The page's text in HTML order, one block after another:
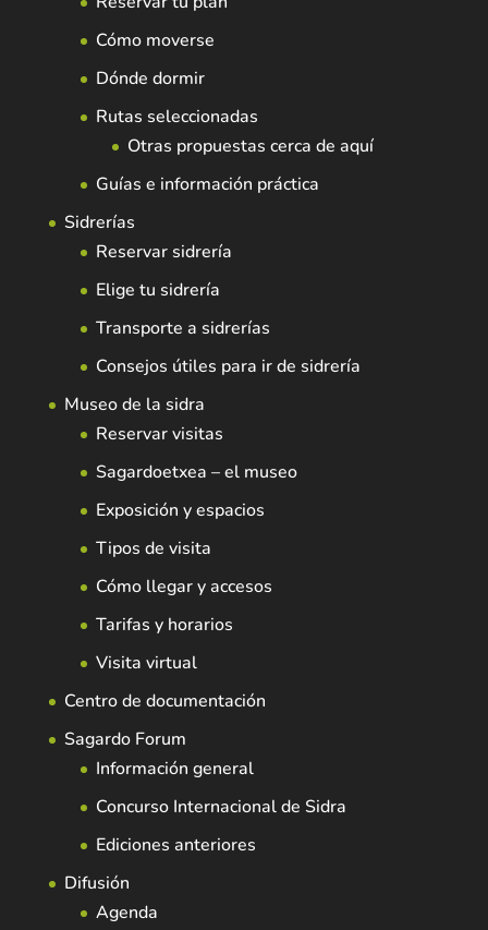
Cómo moverse
Dónde dormir
Rutas seleccionadas
Otras propuestas cerca de aquí
Guías e información práctica
Sidrerías
Reservar sidrería
Elige tu sidrería
Transporte a sidrerías
Consejos útiles para ir de sidrería
Museo de la sidra
Reservar visitas
Sagardoetxea – el museo
Exposición y espacios
Tipos de visita
Cómo llegar y accesos
Tarifas y horarios
Visita virtual
Centro de documentación
Sagardo Forum
Información general
Concurso Internacional de Sidra
Ediciones anteriores
Difusión
Agenda